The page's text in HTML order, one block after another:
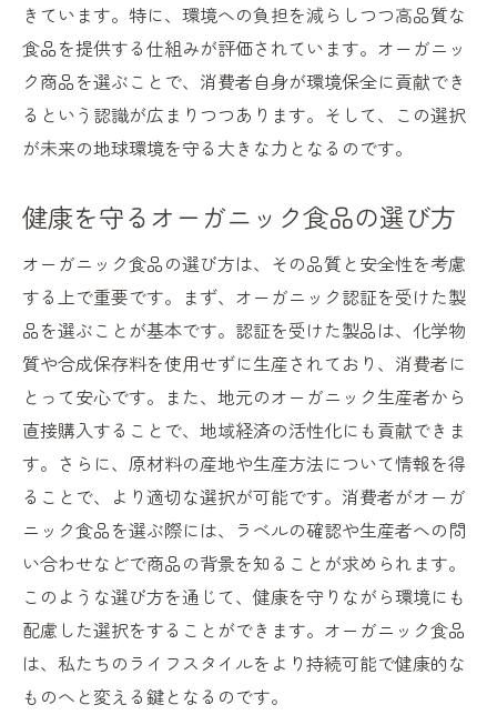
きています。特に、環境への負担を減らしつつ高品質な
食品を提供する仕組みが評価されています。オーガニッ
ク商品を選ぶことで、消費者自身が環境保全に貢献でき
るという認識が広まりつつあります。そして、この選択
が未来の地球環境を守る大きな力となるのです。
健康を守るオーガニック食品の選び方
オーガニック食品の選び方は、その品質と安全性を考慮
する上で重要です。まず、オーガニック認証を受けた製
品を選ぶことが基本です。認証を受けた製品は、化学物
質や合成保存料を使用せずに生産されており、消費者に
とって安心です。また、地元のオーガニック生産者から
直接購入することで、地域経済の活性化にも貢献できま
す。さらに、原材料の産地や生産方法について情報を得
ることで、より適切な選択が可能です。消費者がオーガ
ニック食品を選ぶ際には、ラベルの確認や生産者への問
い合わせなどで商品の背景を知ることが求められます。
このような選び方を通じて、健康を守りながら環境にも
配慮した選択をすることができます。オーガニック食品
は、私たちのライフスタイルをより持続可能で健康的な
ものへと変える鍵となるのです。